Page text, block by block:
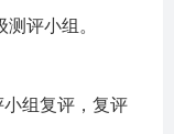
评小组。
组复评，复评